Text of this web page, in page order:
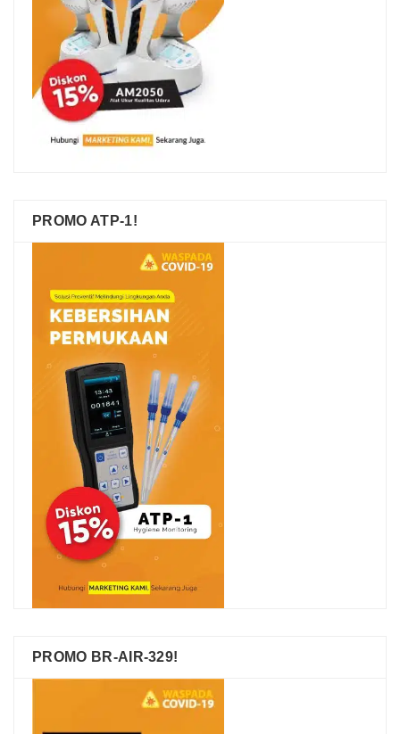
PROMO ATP-1!
PROMO BR-AIR-329!